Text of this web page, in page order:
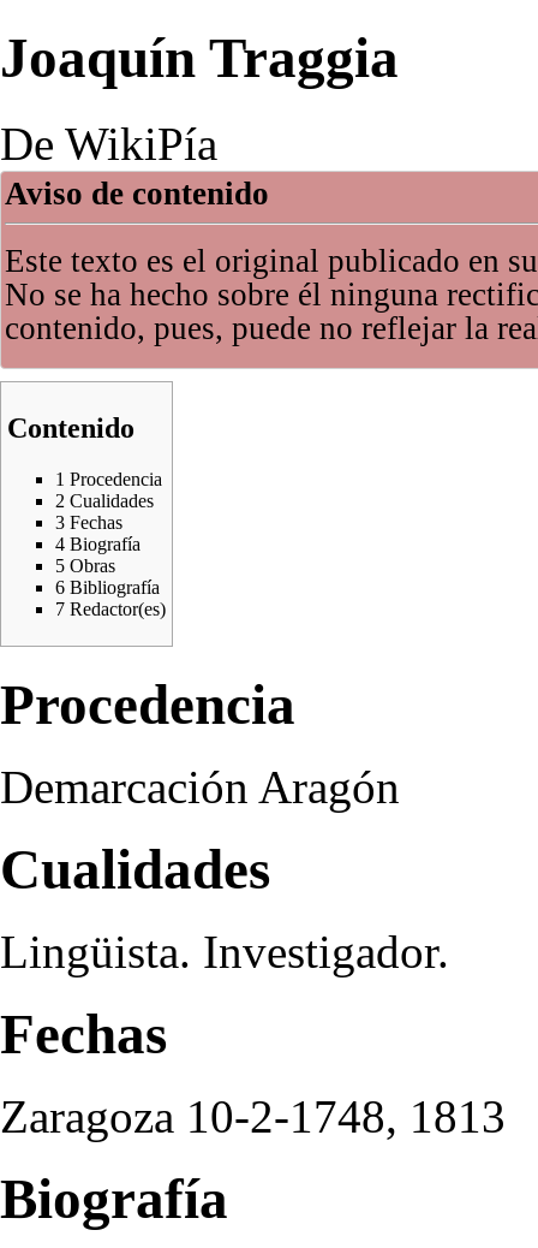
Joaquín Traggia
De WikiPía
Aviso de contenido
Este texto es el original publicado en
No se ha hecho sobre él ninguna
contenido, pues, puede no reflejar la
Contenido
1 Procedencia
2 Cualidades
3 Fechas
4 Biografía
5 Obras
6 Bibliografía
7 Redactor(es)
Procedencia
Demarcación Aragón
Cualidades
Lingüista. Investigador.
Fechas
Zaragoza 10-2-1748, 1813
Biografía